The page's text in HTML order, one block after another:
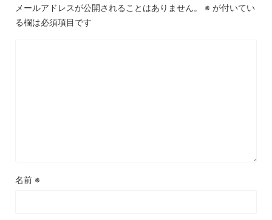
メールアドレスが公開されることはありません。 ※ が付いてい
る欄は必須項目です
名前 ※